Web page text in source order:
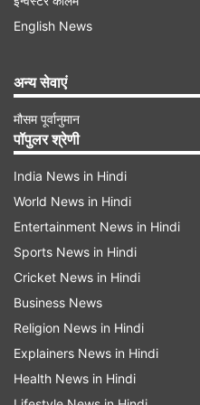
दिया। इससे पहले सबसे तेज
सोफी डिवाइन, फोबे
रूप से दर्ज था, जिन्होंने 18-
फातिमा की यह पारी सिर्फ
नहीं रही। उन्होंने वूमेन्स
के रिकॉर्ड की भी बराबरी
मैरी केली ने 2022 में
इस साल न्यूजीलैंड के सुपर
English News
अन्य सेवाएं
मौसम पूर्वानुमान
पॉपुलर श्रेणी
India News in Hindi
World News in Hindi
Entertainment News in Hindi
Sports News in Hindi
Cricket News in Hindi
Business News
Religion News in Hindi
Explainers News in Hindi
Health News in Hindi